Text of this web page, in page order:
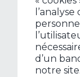
d’un
notre site.